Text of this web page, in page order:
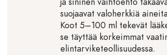
suojaavat valoherkkiä
Koot 5–100 ml tekevät
se täyttää korkeimmat
elintarviketeollisuudessa.